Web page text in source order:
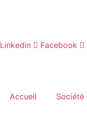
Linkedin
Facebook
Accueil Société